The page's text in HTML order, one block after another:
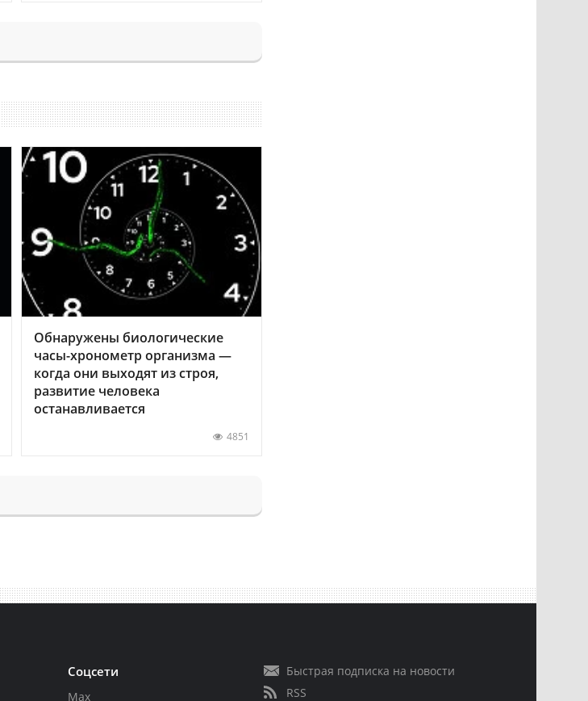
Обнаружены биологические
часы-хронометр организма —
когда они выходят из строя,
развитие человека
останавливается
4851
Соцсети
Max
Быстрая подписка на новости
RSS